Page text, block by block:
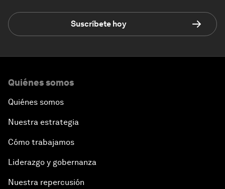
Suscríbete hoy
Quiénes somos
Quiénes somos
Nuestra estrategia
Cómo trabajamos
Liderazgo y gobernanza
Nuestra repercusión